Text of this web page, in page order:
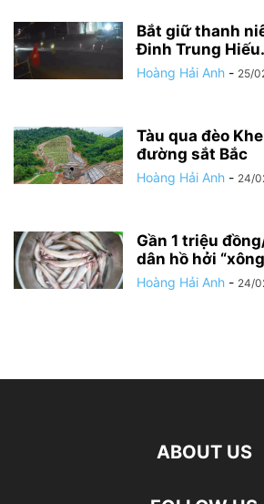
Bắt giữ thanh
Đinh Trung
Hoàng Hải Anh - 25/
Tàu qua đèo
đường sắt Bắc
Hoàng Hải Anh - 24/
Gần 1 triệu
dân hồ hởi
Hoàng Hải Anh - 24/
ABOUT US